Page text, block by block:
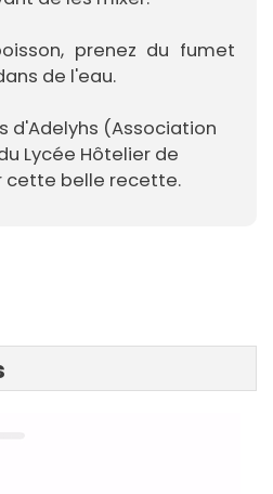
prenez du fumet
de l'eau.
d'Adelyhs (Association
Lycée Hôtelier de
cette belle recette.